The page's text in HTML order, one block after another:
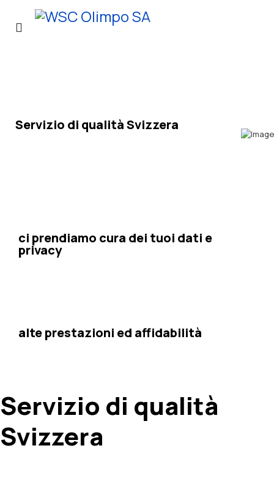
Servizio di qualità Svizzera
ci prendiamo cura dei tuoi dati e
privacy
alte prestazioni ed affidabilità
Servizio di qualità
Svizzera